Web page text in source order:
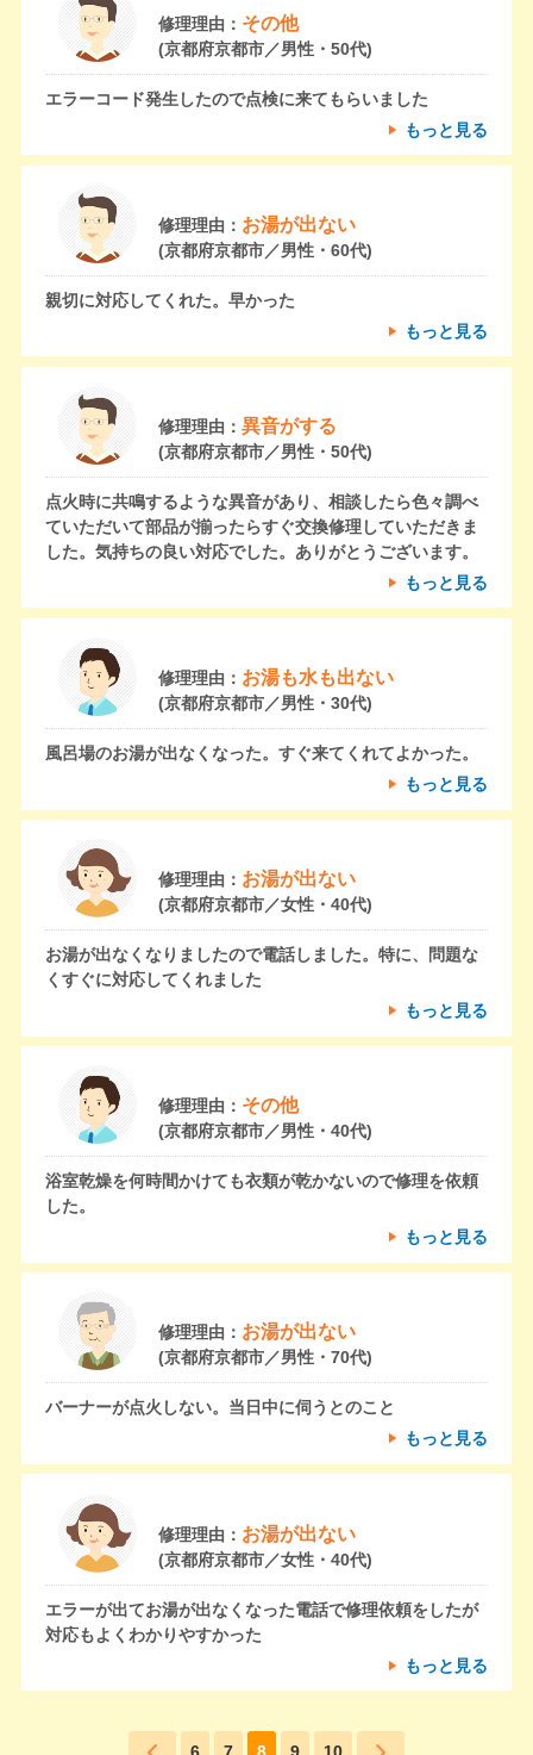
修理理由： その他
(京都府京都市／男性・50代)
エラーコード発生したので点検に来てもらいました
もっと見る
修理理由： お湯が出ない
(京都府京都市／男性・60代)
親切に対応してくれた。早かった
もっと見る
修理理由： 異音がする
(京都府京都市／男性・50代)
点火時に共鳴するような異音があり、相談したら色々調べ
ていただいて部品が揃ったらすぐ交換修理していただきま
した。気持ちの良い対応でした。ありがとうございます。
もっと見る
修理理由： お湯も水も出ない
(京都府京都市／男性・30代)
風呂場のお湯が出なくなった。すぐ来てくれてよかった。
もっと見る
修理理由： お湯が出ない
(京都府京都市／女性・40代)
お湯が出なくなりましたので電話しました。特に、問題な
くすぐに対応してくれました
もっと見る
修理理由： その他
(京都府京都市／男性・40代)
浴室乾燥を何時間かけても衣類が乾かないので修理を依頼
した。
もっと見る
修理理由： お湯が出ない
(京都府京都市／男性・70代)
バーナーが点火しない。当日中に伺うとのこと
もっと見る
修理理由： お湯が出ない
(京都府京都市／女性・40代)
エラーが出てお湯が出なくなった電話で修理依頼をしたが
対応もよくわかりやすかった
もっと見る